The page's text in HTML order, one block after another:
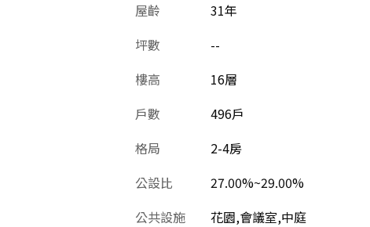
屋齡
31年
坪數
--
樓高
16層
戶數
496戶
格局
2-4房
公設比
27.00%~29.00%
公共設施 花園,會議室,中庭